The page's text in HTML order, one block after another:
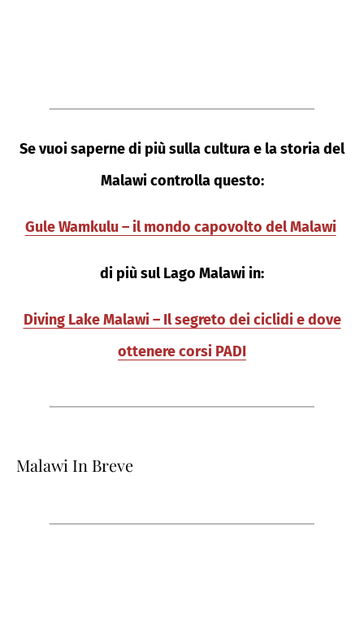
Se vuoi saperne di più sulla cultura e la storia del
Malawi controlla questo:
Gule Wamkulu – il mondo capovolto del Malawi
di più sul Lago Malawi in:
Diving Lake Malawi – Il segreto dei ciclidi e dove
ottenere corsi PADI
Malawi In Breve